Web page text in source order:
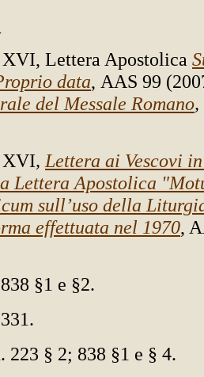
Lettera Apostolica
data, AAS 99
del Messale Romano,
XVI, Lettera ai Vescovi
Lettera Apostolica
sull’uso della
effettuata nel 1970,
§1 e §2.
§ 2; 838 §1 e § 4.